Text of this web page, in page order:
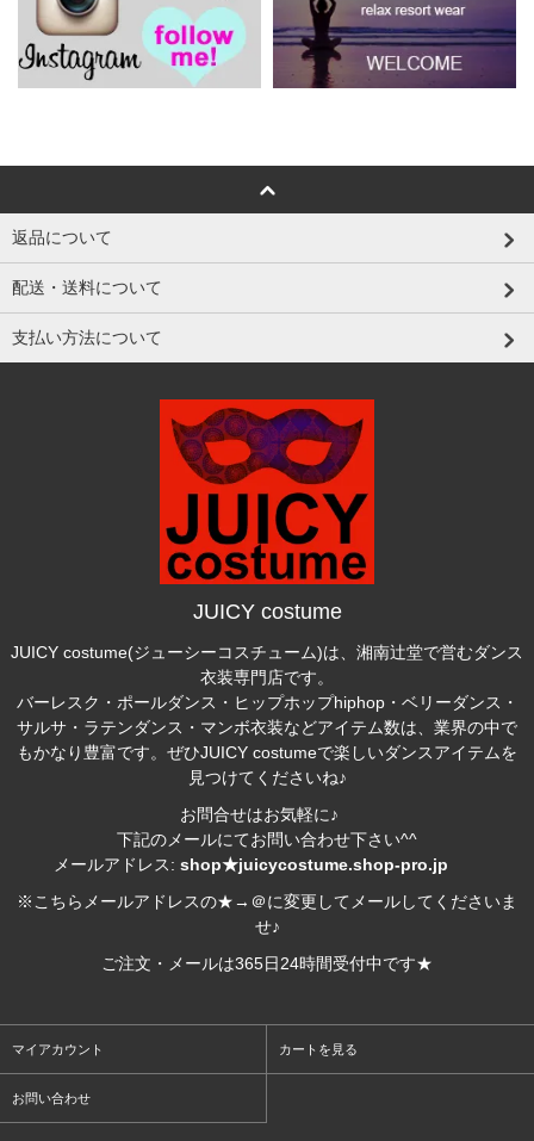
返品について
配送・送料について
支払い方法について
JUICY costume
JUICY costume(ジューシーコスチューム)は、湘南辻堂で営むダンス
衣装専門店です。
バーレスク・ポールダンス・ヒップホップhiphop・ベリーダンス・
サルサ・ラテンダンス・マンボ衣装などアイテム数は、業界の中で
もかなり豊富です。ぜひJUICY costumeで楽しいダンスアイテムを
見つけてくださいね♪
お問合せはお気軽に♪
下記のメールにてお問い合わせ下さい^^
メールアドレス: shop★juicycostume.shop-pro.jp
※こちらメールアドレスの★→＠に変更してメールしてくださいま
せ♪
ご注文・メールは365日24時間受付中です★
マイアカウント カートを見る
お問い合わせ